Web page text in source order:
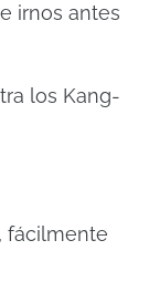
irnos antes
los Kang-
fácilmente